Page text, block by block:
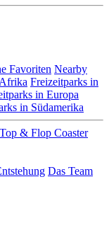
Favoriten Nearby
Freizeitparks in
in Europa
in Südamerika
Top & Flop Coaster
Das Team